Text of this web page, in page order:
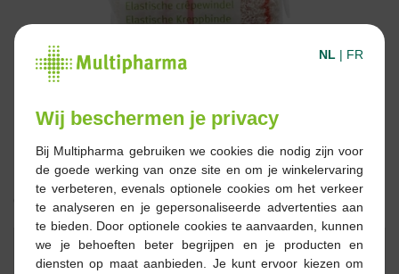
0,94 €
Commander Réserver
NL | FR
Wij beschermen je privacy
Bij Multipharma gebruiken we cookies die nodig zijn voor
de goede werking van onze site en om je winkelervaring
te verbeteren, evenals optionele cookies om het verkeer
te analyseren en je gepersonaliseerde advertenties aan
te bieden. Door optionele cookies te aanvaarden, kunnen
we je behoeften beter begrijpen en je producten en
diensten op maat aanbieden. Je kunt ervoor kiezen om